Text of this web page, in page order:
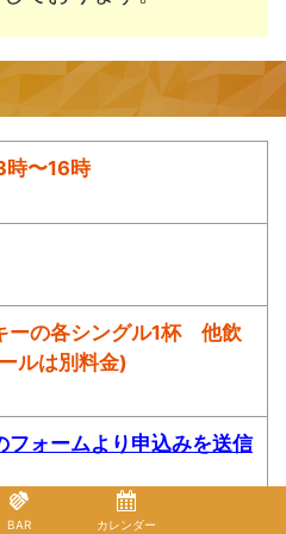
時〜16時
ーの各シングル1杯 他飲
ルは別料金)
フォームより申込みを送信
BAR カレンダー